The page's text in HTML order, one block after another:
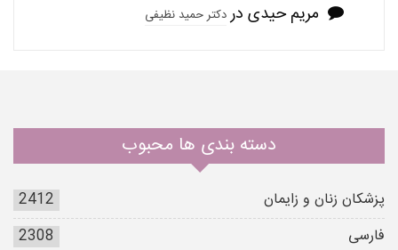
مریم حیدی دردکتر حمید نظیفی
دسته بندی ها محبوب
پزشکان زنان و زایمان
2412
فارسی
2308